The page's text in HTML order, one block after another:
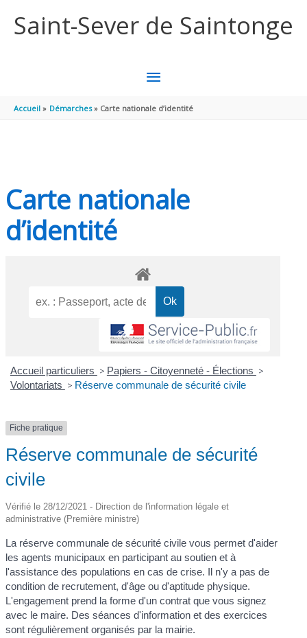
Saint-Sever de Saintonge
MENU
PRINCIPAL
Accueil Démarches Carte nationale d’identité
Carte nationale
d’identité
Accueil particuliers > Papiers - Citoyenneté - Élections >
Volontariats > Réserve communale de sécurité civile
Fiche pratique
Réserve communale de sécurité
civile
Vérifié le 28/12/2021 - Direction de l'information légale et
administrative (Première ministre)
La réserve communale de sécurité civile vous permet d'aider
les agents municipaux en participant au soutien et à
l'assistance des populations en cas de crise. Il n'y a pas de
condition de recrutement, d'âge ou d'aptitude physique.
L'engagement prend la forme d'un contrat que vous signez
avec le maire. Des séances d'information et des exercices
sont régulièrement organisés par la mairie.